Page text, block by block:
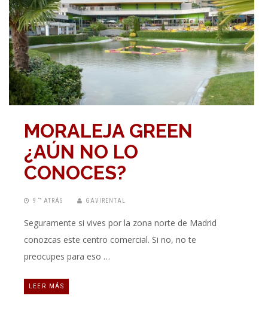
MORALEJA GREEN
¿AÚN NO LO
CONOCES?
9 “” ATRÁS GAVIRENTAL
Seguramente si vives por la zona norte de Madrid
conozcas este centro comercial. Si no, no te
preocupes para eso …
LEER MÁS